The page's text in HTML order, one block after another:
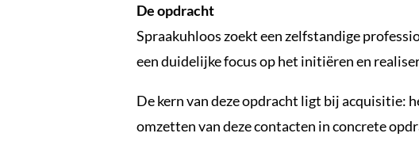
De opdracht
Spraakuhloos zoekt een zelfstandige
een duidelijke focus op het initiëren en
De kern van deze opdracht ligt bij acquisitie:
omzetten van deze contacten in concrete